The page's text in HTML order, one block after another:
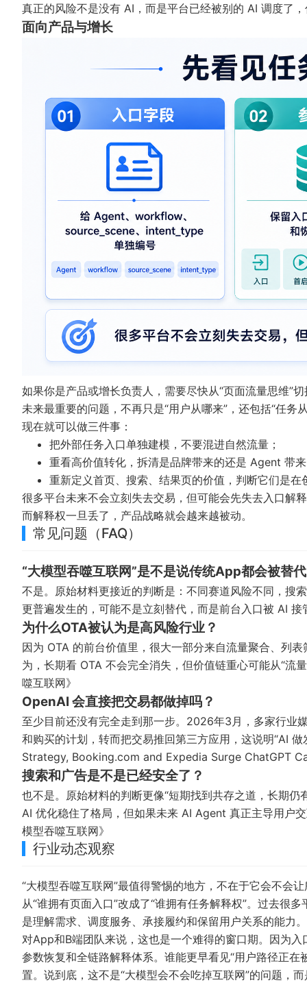
真正的风险不是没有 AI，而是平台已经被别的 AI 调度了
面向产品与增长
如果你是产品或增长负责人，需要尽快从“页面流量思维”
未来最重要的问题，不再只是“用户从哪来”，还包括“任务
现在就可以做三件事：
把外部任务入口单独建模，不要混进自然流量；
重看高价值转化，拆清是品牌带来的还是 Agent 带
重新定义首页、搜索、结果页的价值，判断它们是
很多平台未来不会立刻失去交易，但可能会先失去入口解
而解释权一旦丢了，产品战略就会越来越被动。
常见问题（FAQ）
“大模型吞噬互联网”是不是说传统App都会被替
不是。原始材料更接近的判断是：不同赛道风险不同，搜
更普遍发生的，可能不是立刻替代，而是前台入口被 AI 接
为什么OTA被认为是高风险行业？
因为 OTA 的前台价值里，很大一部分来自流量聚合、列
为，长期看 OTA 不会完全消失，但价值链重心可能从“流
噬互联网》
OpenAI 会直接把交易都做掉吗？
至少目前还没有完全走到那一步。2026年3月，多家行业
和购买的计划，转而把交易推回第三方应用，这说明“AI
Strategy, Booking.com and Expedia Surge ChatGPT
搜索和广告是不是已经安全了？
也不是。原始材料的判断更像“短期找到共存之道，长期
AI 优化稳住了格局，但如果未来 AI Agent 真正主导用户
模型吞噬互联网》
行业动态观察
“大模型吞噬互联网”最值得警惕的地方，不在于它会不会
从“谁拥有页面入口”改成了“谁拥有任务解释权”。过去很
是理解需求、调度服务、承接履约和保留用户关系的能力。
对App和B端团队来说，这也是一个难得的窗口期。因为
参数恢复和全链路解释体系。谁能更早看见“用户路径正
置。说到底，这不是“大模型会不会吃掉互联网”的问题，